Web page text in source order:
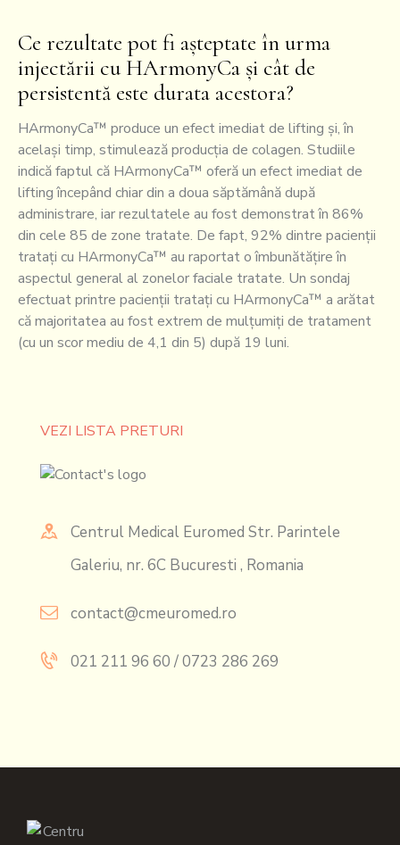
Ce rezultate pot fi așteptate în urma
injectării cu HArmonyCa și cât de
persistentă este durata acestora?
HArmonyCa™ produce un efect imediat de lifting și, în
același timp, stimulează producția de colagen. Studiile
indică faptul că HArmonyCa™ oferă un efect imediat de
lifting începând chiar din a doua săptămână după
administrare, iar rezultatele au fost demonstrat în 86%
din cele 85 de zone tratate. De fapt, 92% dintre pacienții
tratați cu HArmonyCa™ au raportat o îmbunătățire în
aspectul general al zonelor faciale tratate. Un sondaj
efectuat printre pacienții tratați cu HArmonyCa™ a arătat
că majoritatea au fost extrem de mulțumiți de tratament
(cu un scor mediu de 4,1 din 5) după 19 luni.
VEZI LISTA PRETURI
Centrul Medical Euromed Str. Parintele
Galeriu, nr. 6C Bucuresti , Romania
contact@cmeuromed.ro
021 211 96 60 / 0723 286 269